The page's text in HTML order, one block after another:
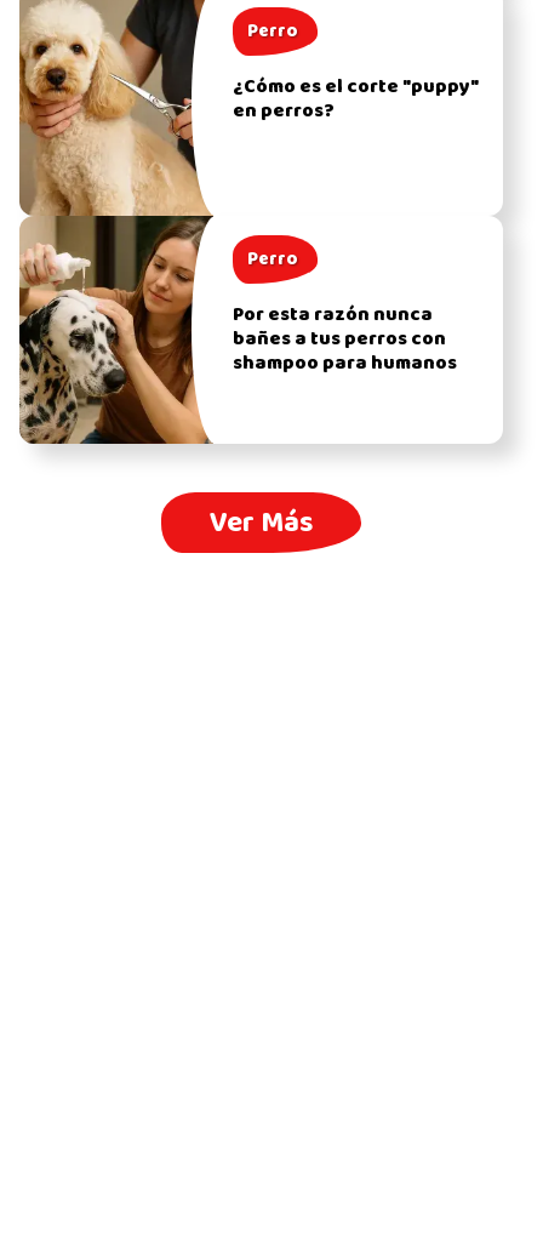
Perro
¿Cómo es el corte "puppy"
en perros?
Perro
Por esta razón nunca
bañes a tus perros con
shampoo para humanos
Ver Más